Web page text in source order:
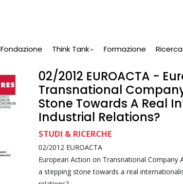
Navigation
Fondazione Think Tank Formazione Ricerca
02/2012 EUROACTA -
Transnational
Stone Towards A Real
Industrial Relations?
STUDI & RICERCHE
02/2012 EUROACTA
European Action on Transnational Company
a stepping stone towards a real